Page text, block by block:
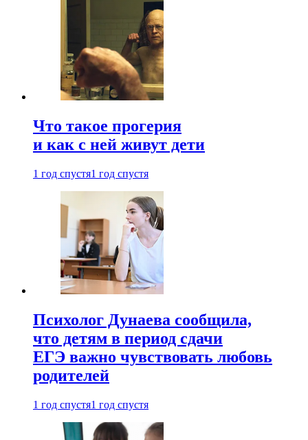
Что такое прогерия
и как с ней живут дети
1 год спустя1 год спустя
Психолог Дунаева сообщила,
что детям в период сдачи
ЕГЭ важно чувствовать любовь
родителей
1 год спустя1 год спустя